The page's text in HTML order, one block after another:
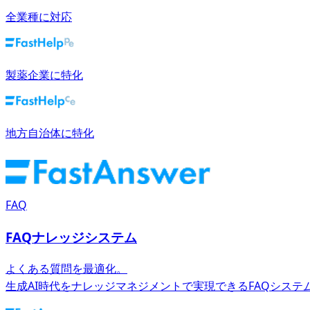
全業種に対応
製薬企業に特化
地方自治体に特化
FAQ
FAQナレッジシステム
よくある質問を最適化。
生成AI時代をナレッジマネジメントで実現できるFAQシステ